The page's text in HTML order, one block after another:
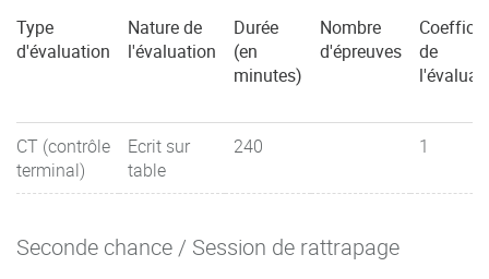
Type
d'évaluation
Nature de
l'évaluation
Durée
(en
minutes)
Nombre
d'épreuves
de
CT (contrôle
terminal)
Ecrit sur
table
240 1
Seconde chance / Session de rattrapage